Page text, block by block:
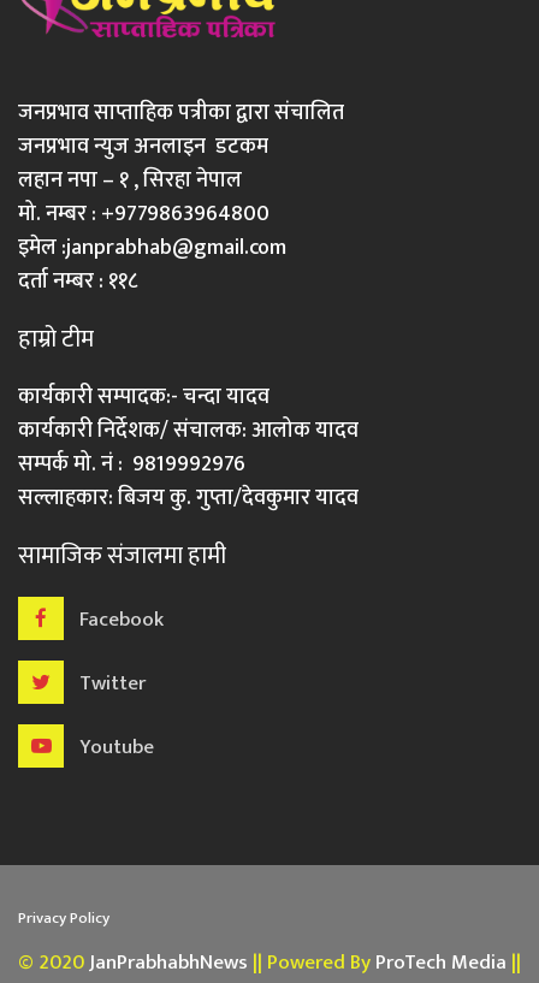
जनप्रभाव साप्ताहिक पत्रीका द्वारा संचालित
जनप्रभाव न्युज अनलाइन डटकम
लहान नपा – १ , सिरहा नेपाल
मो. नम्बर : +9779863964800
इमेल :janprabhab@gmail.com
दर्ता नम्बर : ११८
हाम्रो टीम
कार्यकारी सम्पादक:- चन्दा यादव
कार्यकारी निर्देशक/ संचालक: आलोक यादव
सम्पर्क मो. नं : 9819992976
सल्लाहकार: बिजय कु. गुप्ता/देवकुमार यादव
सामाजिक संजालमा हामी
Facebook
Twitter
Youtube
Privacy Policy
© 2020JanPrabhabhNews || Powered ByProTech Media ||